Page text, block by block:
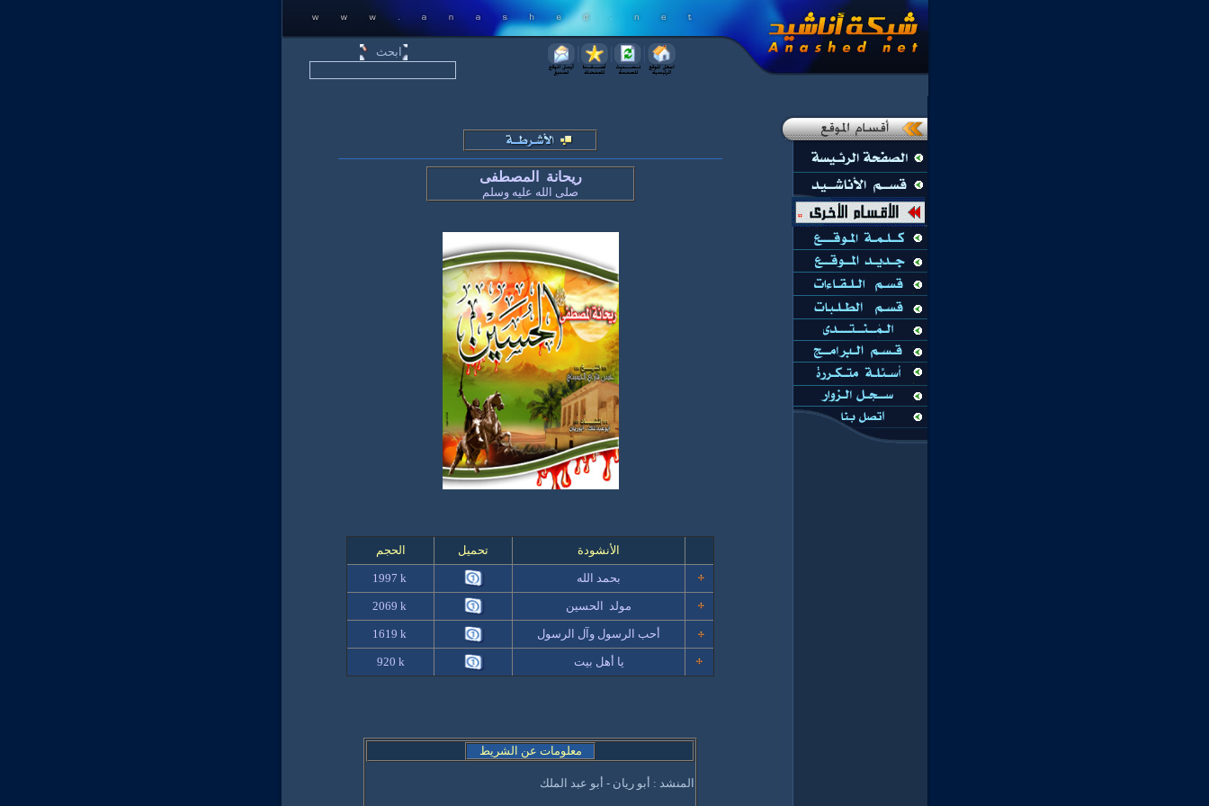
ريحانة المصطفى
صلى الله عليه وسلم
الحجم تحميل الأنشودة
1997 k بحمد الله
2069 k مولد الحسين
1619 k أحب الرسول وآل الرسول
920 k يا أهل بيت
معلومات عن الشريط
المنشد : أبو ريان - أبو عبد الملك